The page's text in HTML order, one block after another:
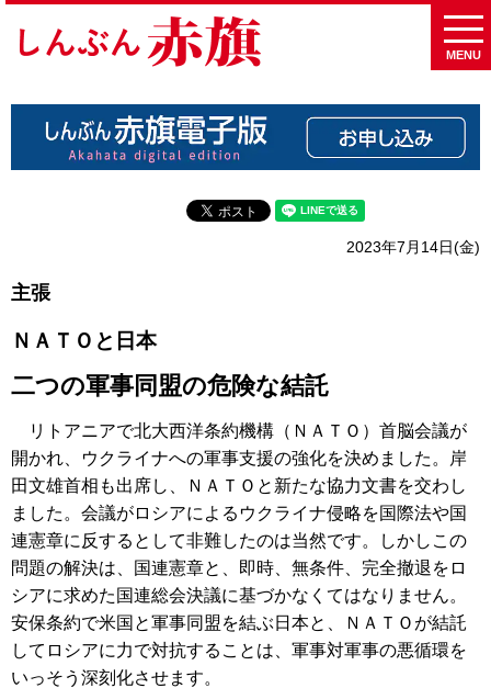
MENU
2023年7月14日(金)
主張
ＮＡＴＯと日本
二つの軍事同盟の危険な結託
リトアニアで北大西洋条約機構（ＮＡＴＯ）首脳会議が
開かれ、ウクライナへの軍事支援の強化を決めました。岸
田文雄首相も出席し、ＮＡＴＯと新たな協力文書を交わし
ました。会議がロシアによるウクライナ侵略を国際法や国
連憲章に反するとして非難したのは当然です。しかしこの
問題の解決は、国連憲章と、即時、無条件、完全撤退をロ
シアに求めた国連総会決議に基づかなくてはなりません。
安保条約で米国と軍事同盟を結ぶ日本と、ＮＡＴＯが結託
してロシアに力で対抗することは、軍事対軍事の悪循環を
いっそう深刻化させます。